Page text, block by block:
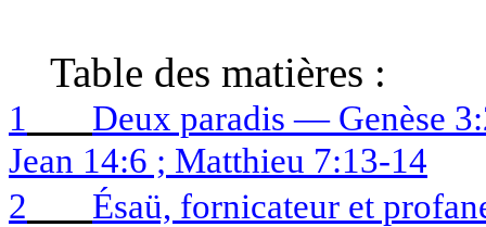
Table des matières :
1
Deux paradis — Genèse
Jean 14:6 ; Matthieu 7:13-14
2
Ésaü, fornicateur et